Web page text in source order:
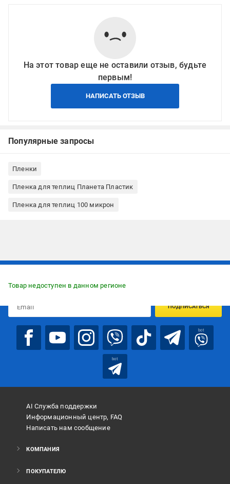
На этот товар еще не оставили отзыв, будьте
первым!
НАПИСАТЬ ОТЗЫВ
Популярные запросы
Пленки
Пленка для теплиц Планета Пластик
Пленка для теплиц 100 микрон
Товар недоступен в данном регионе
предложениях:
ПОДПИСАТЬСЯ
bot
bot
AI Служба поддержки
Информационный центр, FAQ
Написать нам сообщение
КОМПАНИЯ
ПОКУПАТЕЛЮ